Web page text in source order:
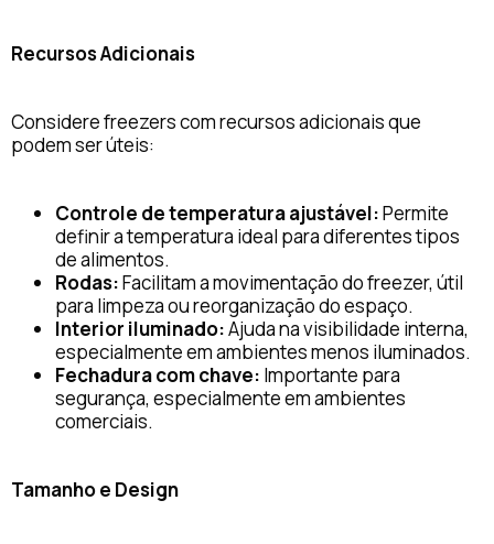
Recursos Adicionais
Considere freezers com recursos adicionais que
podem ser úteis:
Controle de temperatura ajustável:Permite
definir a temperatura ideal para diferentes tipos
de alimentos.
Rodas:Facilitam a movimentação do freezer, útil
para limpeza ou reorganização do espaço.
Interior iluminado:Ajuda na visibilidade interna,
especialmente em ambientes menos iluminados.
Fechadura com chave: Importante para
segurança, especialmente em ambientes
comerciais.
Tamanho e Design